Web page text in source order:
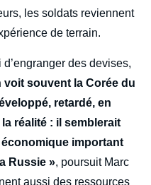
les soldats reviennent
de terrain.
d’engranger des devises,
voit souvent la Corée du
retardé, en
réalité : il semblerait
important
Russie », poursuit Marc
aussi des ressources